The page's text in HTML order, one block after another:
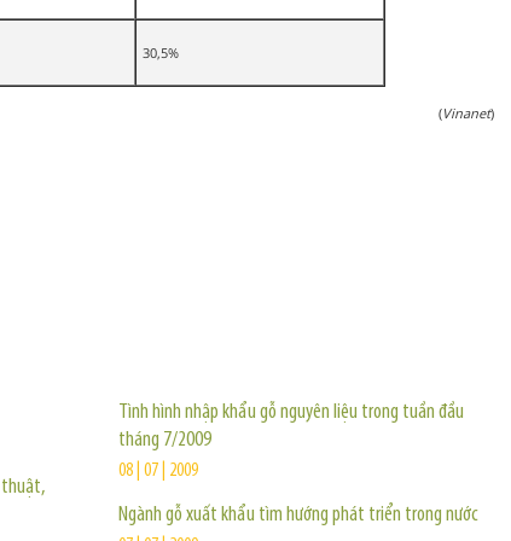
30,5%
(Vinanet)
thuật,
Tình hình nhập khẩu gỗ nguyên liệu trong tuần đầu
tháng 7/2009
08 | 07 | 2009
Ngành gỗ xuất khẩu tìm hướng phát triển trong nước